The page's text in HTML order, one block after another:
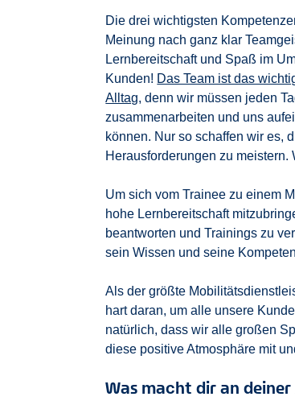
Die drei wichtigsten
Meinung nach ganz klar
Lernbereitschaft und Spaß im
Kunden! Das Team ist das
Alltag, denn wir müssen jeden
zusammenarbeiten und uns
können. Nur so schaffen wir es,
Herausforderungen zu
Um sich vom Trainee zu einem
hohe Lernbereitschaft
beantworten und Trainings zu
sein Wissen und seine
Als der größte
hart daran, um alle unsere
natürlich, dass wir alle großen
diese positive Atmosphäre mit
Was macht dir an